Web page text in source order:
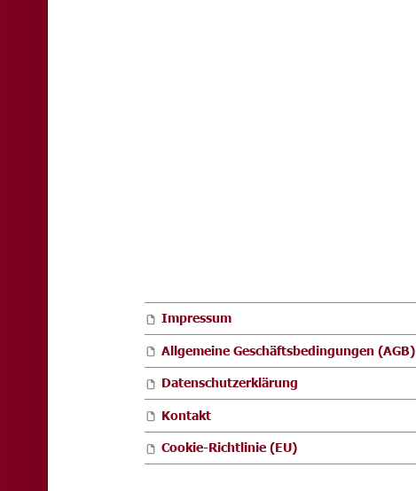
FOOTER SIDEBAR
Impressum
Allgemeine Geschäftsbedingungen (AGB)
Datenschutzerklärung
Kontakt
Cookie-Richtlinie (EU)